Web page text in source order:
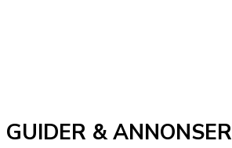
GUIDER & ANNONSER